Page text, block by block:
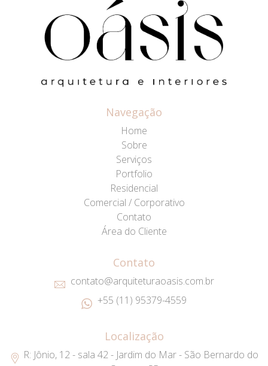
Navegação
Home
Sobre
Serviços
Portfolio
Residencial
Comercial / Corporativo
Contato
Área do Cliente
Contato
contato@arquiteturaoasis.com.br
+55 (11) 95379-4559
Localização
R: Jônio, 12 - sala 42 - Jardim do Mar - São Bernardo do